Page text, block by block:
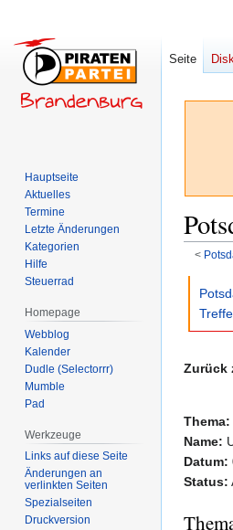
<
Zurück
Thema:
Name:
Datum:
Status:
Seite
Hauptseite
Aktuelles
Termine
Letzte Änderungen
Kategorien
Hilfe
Steuerrad
Homepage
Webblog
Kalender
Dudle (Selectorrr)
Mumble
Pad
Werkzeuge
Links auf diese Seite
Änderungen an
verlinkten Seiten
Spezialseiten
Druckversion